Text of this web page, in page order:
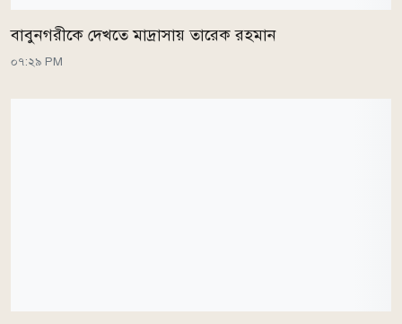
বাবুনগরীকে দেখতে মাদ্রাসায় তারেক রহমান
০৭:২৯ PM